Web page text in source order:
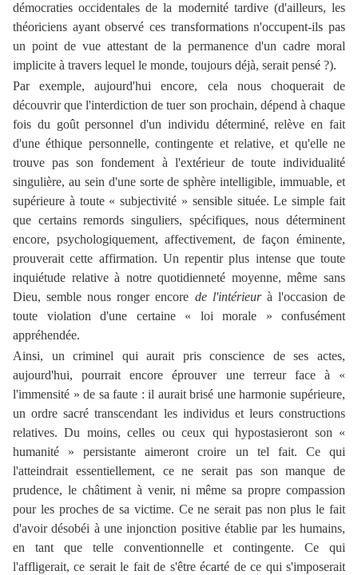
démocraties occidentales de la modernité tardive (d'ailleurs, les
théoriciens ayant observé ces transformations n'occupent-ils pas
un point de vue attestant de la permanence d'un cadre moral
implicite à travers lequel le monde, toujours déjà, serait pensé ?).
Par exemple, aujourd'hui encore, cela nous choquerait de
découvrir que l'interdiction de tuer son prochain, dépend à chaque
fois du goût personnel d'un individu déterminé, relève en fait
d'une éthique personnelle, contingente et relative, et qu'elle ne
trouve pas son fondement à l'extérieur de toute individualité
singulière, au sein d'une sorte de sphère intelligible, immuable, et
supérieure à toute « subjectivité » sensible située. Le simple fait
que certains remords singuliers, spécifiques, nous déterminent
encore, psychologiquement, affectivement, de façon éminente,
prouverait cette affirmation. Un repentir plus intense que toute
inquiétude relative à notre quotidienneté moyenne, même sans
Dieu, semble nous ronger encore de l'intérieurà l'occasion de
toute violation d'une certaine « loi morale » confusément
appréhendée.
Ainsi, un criminel qui aurait pris conscience de ses actes,
aujourd'hui, pourrait encore éprouver une terreur face à «
l'immensité » de sa faute : il aurait brisé une harmonie supérieure,
un ordre sacré transcendant les individus et leurs constructions
relatives. Du moins, celles ou ceux qui hypostasieront son «
humanité » persistante aimeront croire un tel fait. Ce qui
l'atteindrait essentiellement, ce ne serait pas son manque de
prudence, le châtiment à venir, ni même sa propre compassion
pour les proches de sa victime. Ce ne serait pas non plus le fait
d'avoir désobéi à une injonction positive établie par les humains,
en tant que telle conventionnelle et contingente. Ce qui
l'affligerait, ce serait le fait de s'être écarté de ce qui s'imposerait